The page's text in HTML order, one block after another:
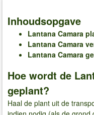
Inhoudsopgave
Lantana Camara
Lantana Camara
Lantana Camara
Hoe wordt de
geplant?
Haal de plant uit de